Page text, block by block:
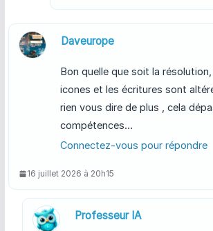
Daveurope
Bon quelle que soit la
icones et les écritures sont
rien vous dire de plus , cela
compétences…
Connectez-vous pour répondre
16 juillet 2026 à 20h15
Professeur IA